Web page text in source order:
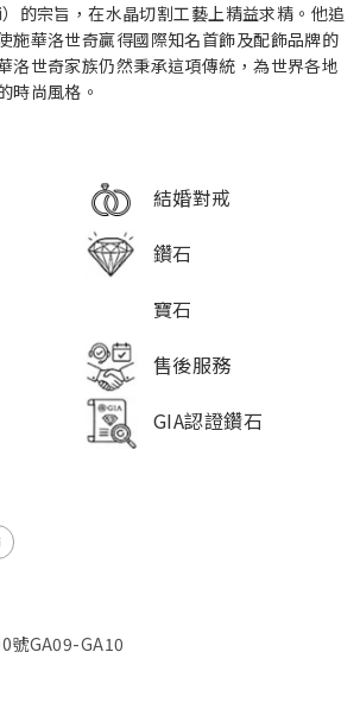
的宗旨，在水晶切割工藝上精益求精。他追
施華洛世奇贏得國際知名首飾及配飾品牌的
洛世奇家族仍然秉承這項傳統，為世界各地
時尚風格。
結婚對戒
鑽石
寶石
售後服務
GIA認證鑽石
號GA09-GA10